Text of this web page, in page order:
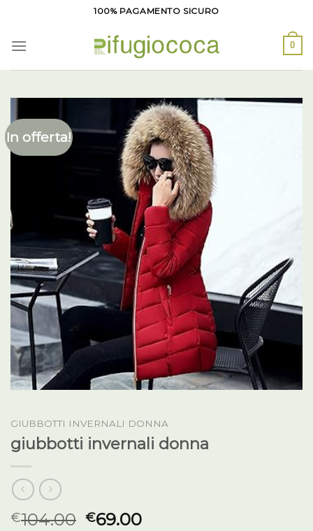
contenuti
100% PAGAMENTO SICURO
0
In offerta!
GIUBBOTTI INVERNALI DONNA
giubbotti invernali donna
€104.00 €69.00